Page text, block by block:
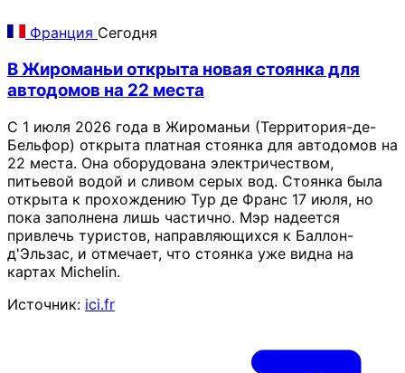
Франция Сегодня
В Жироманьи открыта новая стоянка для
автодомов на 22 места
С 1 июля 2026 года в Жироманьи (Территория-де-
Бельфор) открыта платная стоянка для автодомов на
22 места. Она оборудована электричеством,
питьевой водой и сливом серых вод. Стоянка была
открыта к прохождению Тур де Франс 17 июля, но
пока заполнена лишь частично. Мэр надеется
привлечь туристов, направляющихся к Баллон-
д'Эльзас, и отмечает, что стоянка уже видна на
картах Michelin.
Источник: ici.fr